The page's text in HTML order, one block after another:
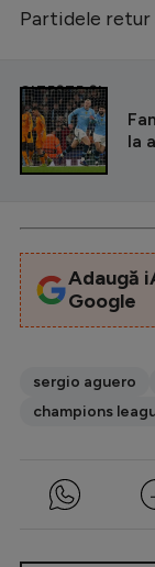
Partidele retur
CITEȘTE ȘI
la
Adaugă
Google
sergio aguero
champions